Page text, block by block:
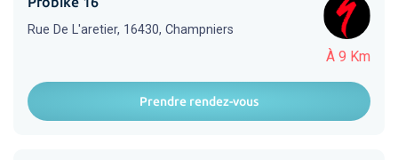
À 9 Km
Rue De L'aretier, 16430, Champniers
Prendre rendez-vous